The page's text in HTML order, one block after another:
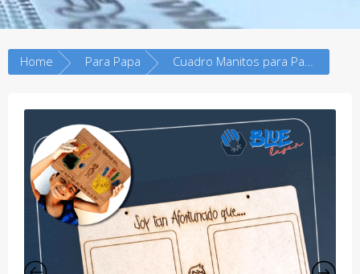
Home Para Papa Cuadro Manitos para Papá